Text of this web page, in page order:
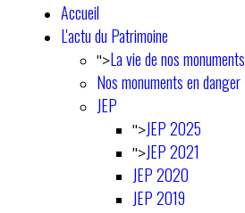
Accueil
L'actu du Patrimoine
">La vie de nos monuments
Nos monuments en danger
JEP
">JEP 2025
">JEP 2021
JEP 2020
JEP 2019